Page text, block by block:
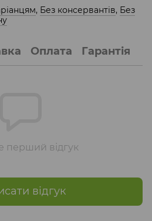
, Без консервантів, Без
Оплата Гарантія
перший відгук
відгук